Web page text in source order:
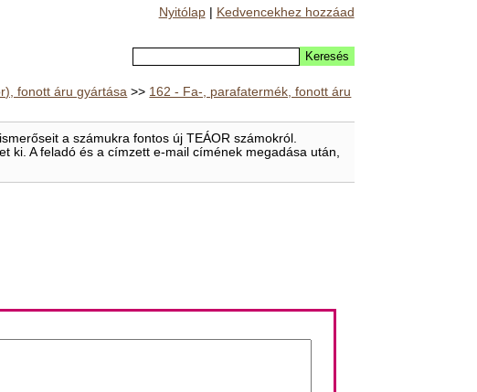
Nyitólap| Kedvencekhez hozzáad
fonott áru gyártása >> 162 - Fa-, parafatermék, fonott áru
a számukra fontos új TEÁOR számokról.
ki. A feladó és a címzett e-mail címének megadása után,